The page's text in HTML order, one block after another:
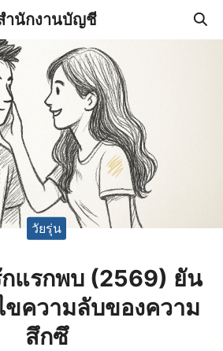
ำนักงานบัญชี
ร
วัยรุ่น
แรกพบ (2569) ยัน
ขความลับของความ
สึกซึ